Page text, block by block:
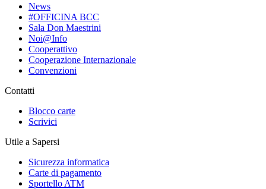
News
#OFFICINA BCC
Sala Don Maestrini
Noi@Info
Cooperattivo
Cooperazione Internazionale
Convenzioni
Contatti
Blocco carte
Scrivici
Utile a Sapersi
Sicurezza informatica
Carte di pagamento
Sportello ATM